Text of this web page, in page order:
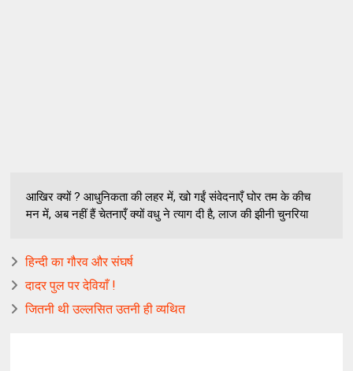
आखिर क्यों ? आधुनिकता की लहर में, खो गईं संवेदनाएँ घोर तम के कीच
मन में, अब नहीं हैं चेतनाएँ क्यों वधु ने त्याग दी है, लाज की झीनी चुनरिया
हिन्दी का गौरव और संघर्ष
दादर पुल पर देवियाँ !
जितनी थी उल्लसित उतनी ही व्यथित